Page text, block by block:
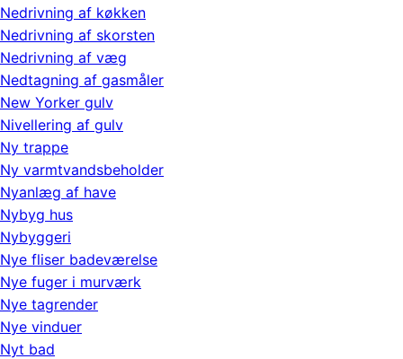
Nedrivning af køkken
Nedrivning af skorsten
Nedrivning af væg
Nedtagning af gasmåler
New Yorker gulv
Nivellering af gulv
Ny trappe
Ny varmtvandsbeholder
Nyanlæg af have
Nybyg hus
Nybyggeri
Nye fliser badeværelse
Nye fuger i murværk
Nye tagrender
Nye vinduer
Nyt bad